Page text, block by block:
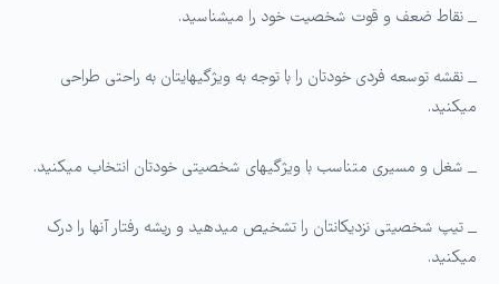
_ نقاط ضعف و قوت شخصیت خود را میشناسید.
_ نقشه توسعه فردی خودتان را با توجه به ویژگی­هایتان به راحتی طراحی
میکنید.
_ شغل و مسیری متناسب با ویژگی­های شخصیتی خودتان انتخاب میکنید.
_ تیپ شخصیتی نزدیکانتان را تشخیص می­دهید و ریشه رفتار آنها را درک
میکنید.